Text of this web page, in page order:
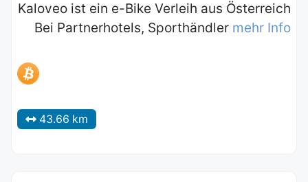
Kaloveo ist ein e-Bike Verleih aus Österreich
Bei Partnerhotels, Sporthändler mehr Info
43.66 km